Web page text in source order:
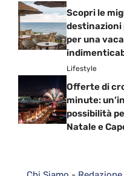
Scopri le
destinazioni
per una
Lifestyle
Offerte di
minute:
possibilità
Natale e